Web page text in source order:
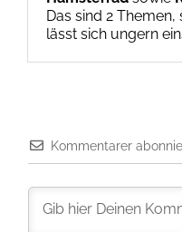
Das sind 2
lässt sich ungern
Kommentarer